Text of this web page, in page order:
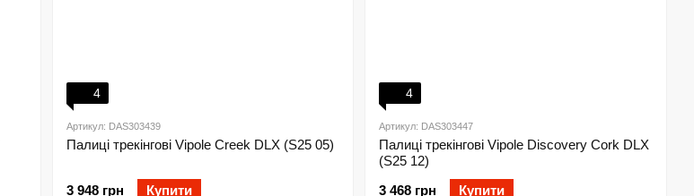
4
Артикул: DAS303439
Палиці трекінгові Vipole Creek DLX (S25 05)
3 948 грн Купити
4
Артикул: DAS303447
Палиці трекінгові Vipole Discovery Cork DLX
(S25 12)
3 468 грн
Купити